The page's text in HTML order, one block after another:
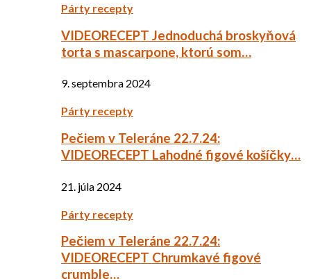
Párty recepty
VIDEORECEPT Jednoduchá broskyňová
torta s mascarpone, ktorú som…
9. septembra 2024
Párty recepty
Pečiem v Teleráne 22.7.24:
VIDEORECEPT Lahodné figové košíčky…
21. júla 2024
Párty recepty
Pečiem v Teleráne 22.7.24:
VIDEORECEPT Chrumkavé figové
crumble…